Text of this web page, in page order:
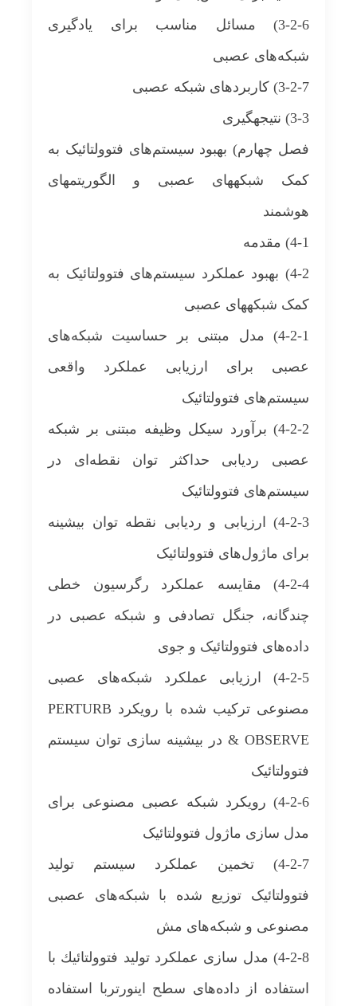
3-2-6) مسائل مناسب برای یادگیری
شبکه‌های عصبی
3-2-7) کاربردهای شبکه عصبی
3-3) نتیجه‎گیری
فصل چهارم) بهبود سیستم‌های فتوولتائیک به
کمک شبکه‎های عصبی و الگوریتم‎های
هوشمند
4-1) مقدمه
4-2) بهبود عملکرد سیستم‌های فتوولتائیک به
کمک شبکه‎های عصبی
4-2-1) مدل مبتنی بر حساسیت شبکه‌های
عصبی برای ارزیابی عملکرد واقعی
سیستم‌های فتوولتائیک
4-2-2) برآورد سیکل وظیفه مبتنی بر شبکه
عصبی ردیابی حداکثر توان نقطه‌ای در
سیستم‌های فتوولتائیک
4-2-3) ارزیابی و ردیابی نقطه توان بیشینه
برای ماژول‌های فتوولتائیک
4-2-4) مقایسه عملکرد رگرسیون خطی
چندگانه، جنگل تصادفی و شبکه عصبی در
داده‌های فتوولتائیک و جوی
4-2-5) ارزیابی عملکرد شبکه‌های عصبی
مصنوعی ترکیب شده با رویکرد PERTURB
& OBSERVE در بیشینه سازی توان سیستم
فتوولتائیک
4-2-6) رویکرد شبکه عصبی مصنوعی برای
مدل سازی ماژول فتوولتائیک
4-2-7) تخمین عملکرد سیستم تولید
فتوولتائیک توزیع شده با شبکه‌های عصبی
مصنوعی و شبکه‌های مش
4-2-8) مدل سازی عملکرد تولید فتوولتائیك با
استفاده از داده‌های سطح اینورتربا استفاده